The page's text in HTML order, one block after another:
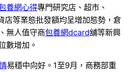
養網心得專門研究店、超市、
店等業態批發額均呈增加態勢，倉
無人值守商包養網dcard舖等新興
數增加。
易穩中向好。1至9月，商務部重